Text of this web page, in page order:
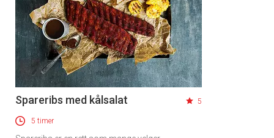
Spareribs med kålsalat 5
5 timer